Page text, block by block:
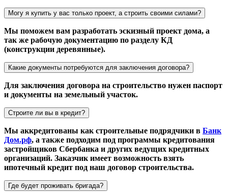
Могу я купить у вас только проект, а строить своими силами?
Мы поможем вам разработать эскизный проект дома, а
так же рабочую документацию по разделу КД
(конструкции деревянные).
Какие документы потребуются для заключения договора?
Для заключения договора на строительство нужен паспорт
и документы на земельный участок.
Строите ли вы в кредит?
Мы аккредитованы как строительные подрядчики в Банк
Дом.рф, а также подходим под программы кредитования
застройщиков Сбербанка и других ведущих кредитных
организаций. Заказчик имеет возможность взять
ипотечный кредит под наш договор строительства.
Где будет проживать бригада?